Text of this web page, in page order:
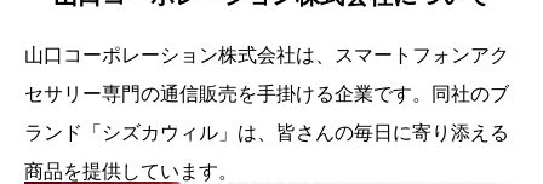
山口コーポレーション株式会社は、スマートフォンアク
セサリー専門の通信販売を手掛ける企業です。同社のブ
ランド「シズカウィル」は、皆さんの毎日に寄り添える
商品を提供しています。